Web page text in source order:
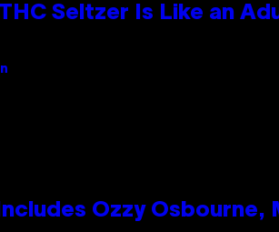
Seltzer Is Like an
Ozzy